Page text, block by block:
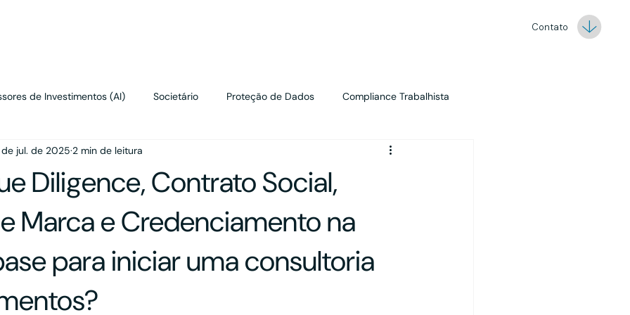
Contato
de Investimentos (AI) Societário Proteção de Dados Compliance Trabalhista
Contratos Wealth Planning
Diligence, Contrato Social,
Marca e Credenciamento na
para iniciar uma consultoria
jul. de 2025 2 min de leitura